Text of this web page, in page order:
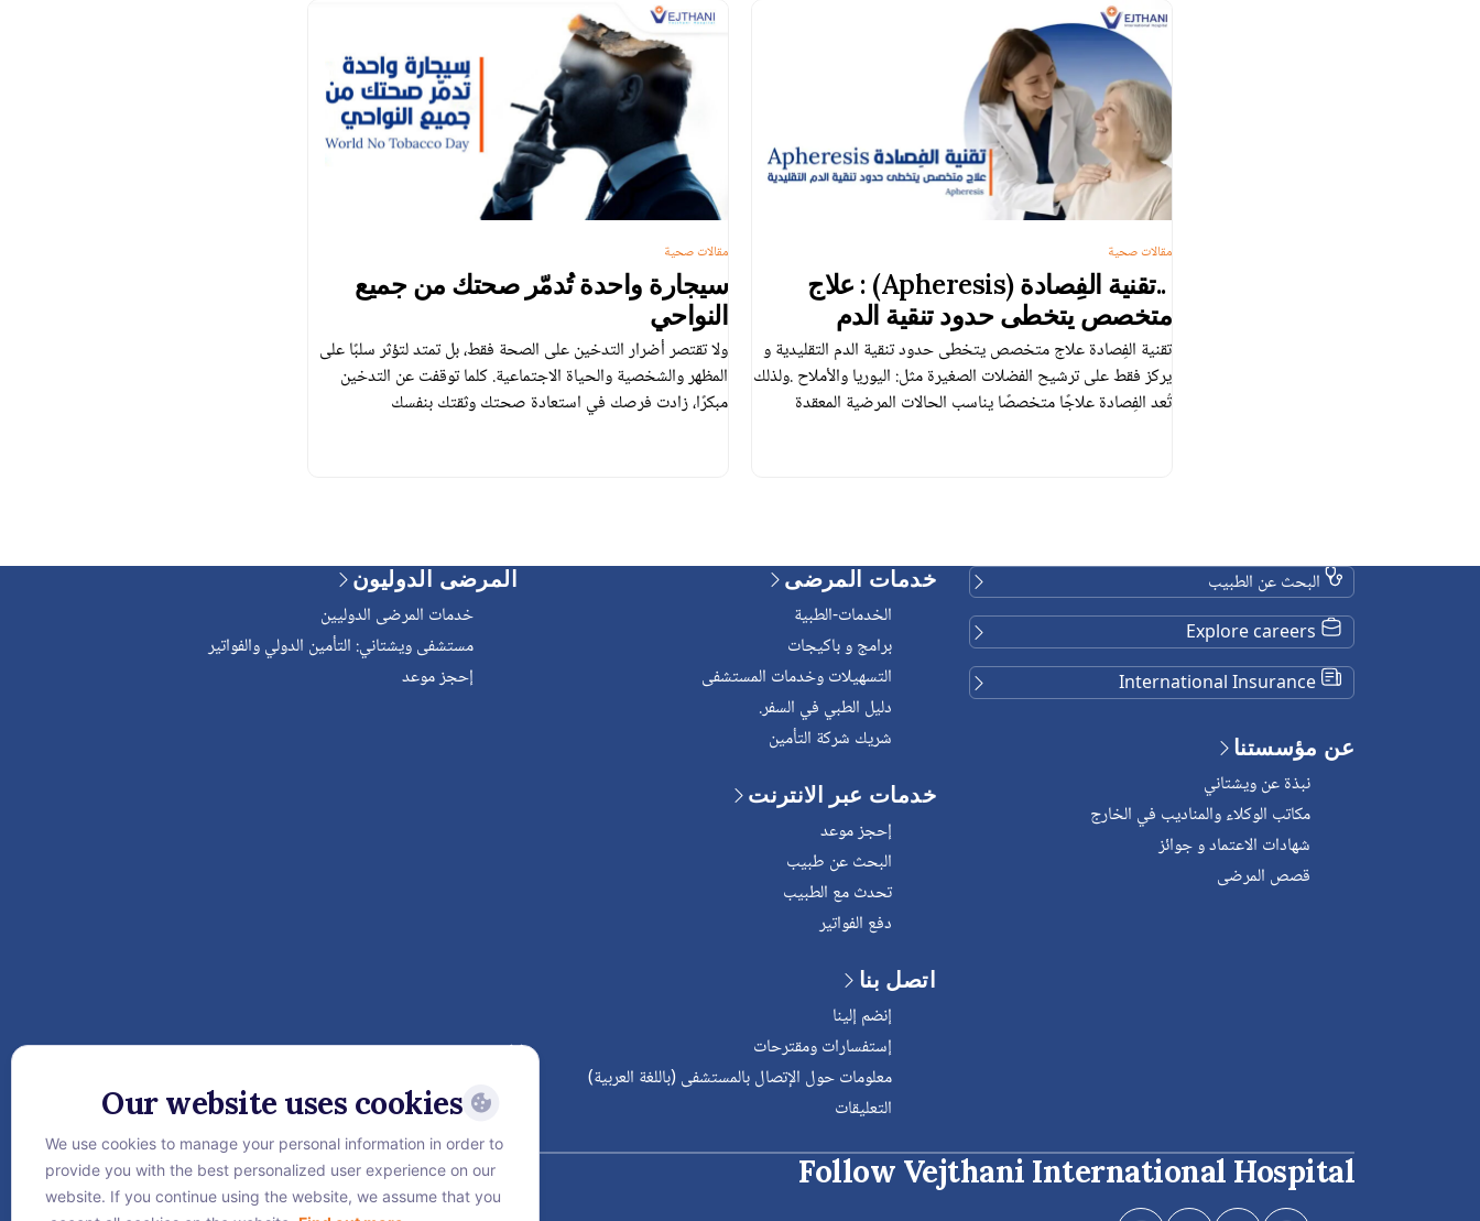
..تقنية الفِصادة (Apheresis) : علاج
متخصص يتخطى حدود تنقية الدم
التقليدية”
تقنية الفِصادة علاج متخصص يتخطى حدود تنقية الدم التقليدية و
يركز فقط على ترشيح الفضلات الصغيرة مثل: اليوريا والأملاح .ولذلك
تُعد الفِصادة علاجًا متخصصًا يناسب الحالات المرضية المعقدة
مقالات صحية
سيجارة واحدة تُدمّر صحتك من جميع
النواحي
ولا تقتصر أضرار التدخين على الصحة فقط، بل تمتد لتؤثر سلبًا على
المظهر والشخصية والحياة الاجتماعية. كلما توقفت عن التدخين
مبكرًا، زادت فرصك في استعادة صحتك وثقتك بنفسك
مقالات صحية
البحث عن الطبيب
عن مؤسستنا
نبذة عن ويشتاني
مكاتب الوكلاء والمناديب في الخارج
شهادات الاعتماد و جوائز
قصص المرضى
خدمات المرضى
الخدمات-الطبية
برامج و باكيجات
التسهيلات وخدمات المستشفى
دليل الطبي في السفر.
شريك شركة التأمين
خدمات عبر الانترنت
إحجز موعد
البحث عن طبيب
تحدث مع الطبيب
دفع الفواتير
اتصل بنا
إنضم إلينا
إستفسارات ومقترحات
معلومات حول الإتصال بالمستشفى (باللغة العربية)
التعليقات
المرضى الدوليون
خدمات المرضى الدوليين
مستشفى ويشتاني: التأمين الدولي والفواتير
إحجز موعد
Follow Vejthani International Hospital
Our website uses cookies
We use cookies to manage your personal information in order to
provide you with the best personalized user experience on our
website. If you continue using the website, we assume that you